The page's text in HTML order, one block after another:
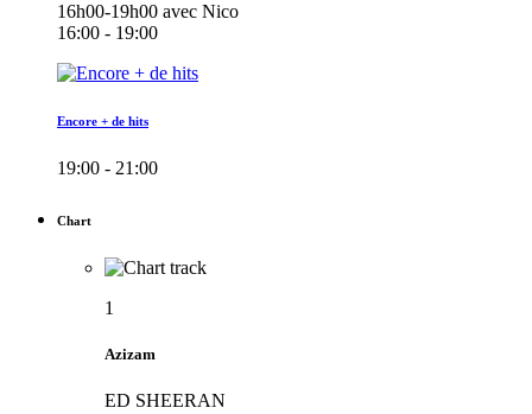
16h00-19h00 avec Nico
16:00 - 19:00
Encore + de hits
19:00 - 21:00
Chart
1
Azizam
ED SHEERAN